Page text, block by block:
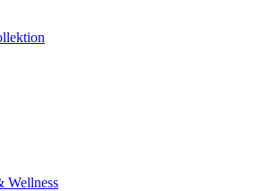
Wellness